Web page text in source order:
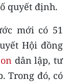
quyết định.
mới có 51
Hội đồng
dân lập, tư
Trong đó, có